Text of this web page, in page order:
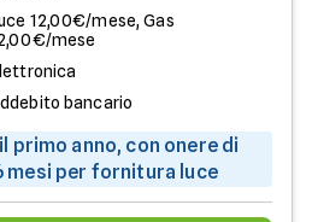
12,00€/mese, Gas
mese
bancario
primo anno, con onere di
mesi per fornitura luce